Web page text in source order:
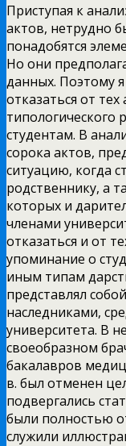
Приступая к
актов, нетрудно
понадобятся
Но они
данных. Поэтому
отказаться от
типологического
студентам. В
сорока актов,
ситуацию, когда
родственнику, а
которых и
членами
отказаться и от
упоминание о
иным типам
представлял
наследниками,
университета. В
своеобразном
бакалавров
в. был отменен
подвергались
были полностью
служили